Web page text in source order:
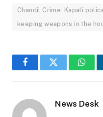
Chandil Crime: Kapali
keeping weapons in the
FacebookTwitter
News Desk